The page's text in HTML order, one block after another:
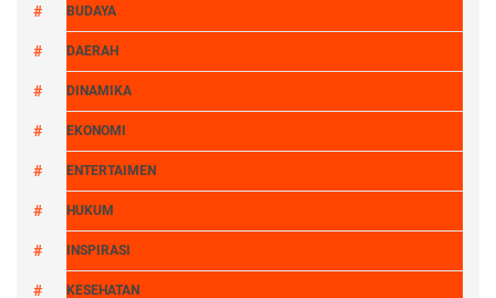
BUDAYA
DAERAH
DINAMIKA
EKONOMI
ENTERTAIMEN
HUKUM
INSPIRASI
KESEHATAN